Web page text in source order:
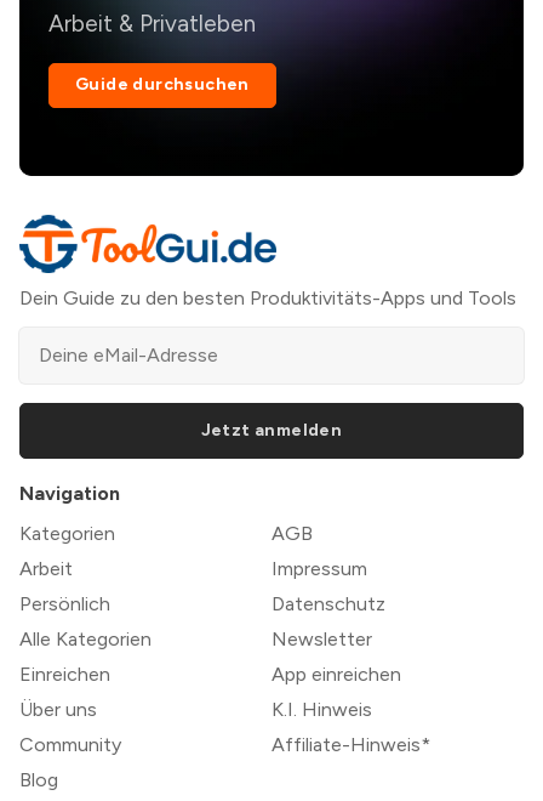
Arbeit & Privatleben
Guide durchsuchen
Dein Guide zu den besten Produktivitäts-Apps und Tools
Jetzt anmelden
Navigation
Kategorien
Arbeit
Persönlich
Alle Kategorien
Einreichen
Über uns
Community
Blog
AGB
Impressum
Datenschutz
Newsletter
App einreichen
K.I. Hinweis
Affiliate-Hinweis*